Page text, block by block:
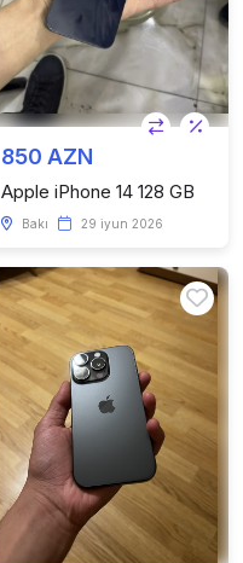
850 AZN
Apple iPhone 14 128 GB
Bakı 29 iyun 2026